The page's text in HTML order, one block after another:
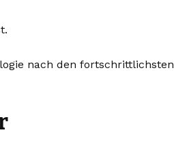
nach den fortschrittlichsten